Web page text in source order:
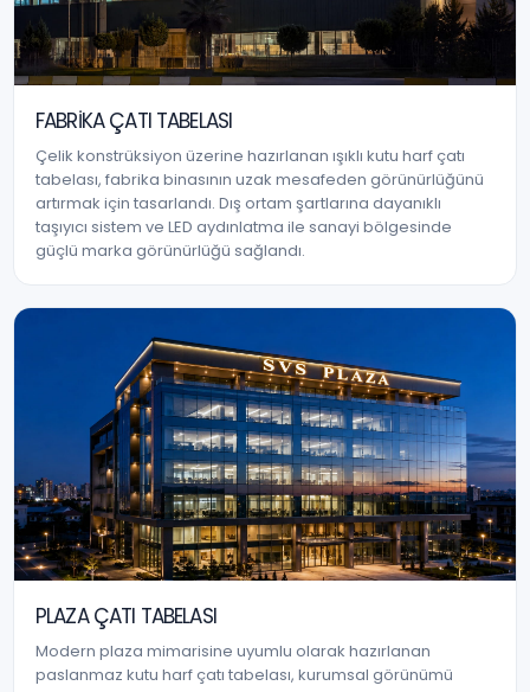
FABRIKA ÇATI TABELASI
Çelik konstrüksiyon üzerine hazırlanan ışıklı kutu harf çatı
tabelası, fabrika binasının uzak mesafeden görünürlüğünü
artırmak için tasarlandı. Dış ortam şartlarına dayanıklı
taşıyıcı sistem ve LED aydınlatma ile sanayi bölgesinde
güçlü marka görünürlüğü sağlandı.
PLAZA ÇATI TABELASI
Modern plaza mimarisine uyumlu olarak hazırlanan
paslanmaz kutu harf çatı tabelası, kurumsal görünümü